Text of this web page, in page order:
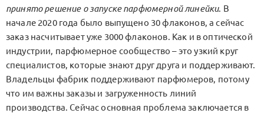
принято решение о запуске парфюмерной линейки. В
начале 2020 года было выпущено 30 флаконов, а сейчас
заказ насчитывает уже 3000 флаконов. Как и в оптической
индустрии, парфюмерное сообщество – это узкий круг
специалистов, которые знают друг друга и поддерживают.
Владельцы фабрик поддерживают парфюмеров, потому
что им важны заказы и загруженность линий
производства. Сейчас основная проблема заключается в